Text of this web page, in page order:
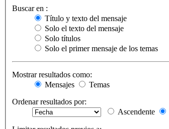
Buscar en :
Título y texto del mensaje
Solo el texto del mensaje
Solo títulos
Solo el primer mensaje de los temas
Mostrar resultados como:
Mensajes
Temas
Ordenar resultados por:
Ascendente